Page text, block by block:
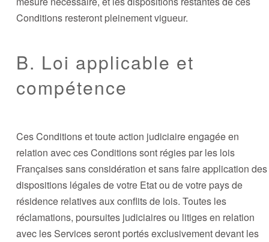
Conditions resteront pleinement vigueur.
B. Loi applicable et
compétence
Ces Conditions et toute action judiciaire engagée en
relation avec ces Conditions sont régies par les lois
Françaises sans considération et sans faire application des
dispositions légales de votre Etat ou de votre pays de
résidence relatives aux conflits de lois. Toutes les
réclamations, poursuites judiciaires ou litiges en relation
avec les Services seront portés exclusivement devant les